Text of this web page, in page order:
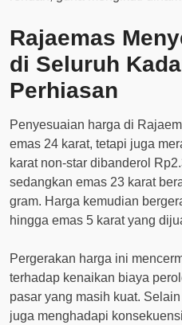
Rajaemas
di Seluruh
Perhiasan
Penyesuaian harga di
emas 24 karat, tetapi juga
karat non-star dibanderol
sedangkan emas 23 karat
gram. Harga kemudian
hingga emas 5 karat yang
Pergerakan harga ini
terhadap kenaikan biaya
pasar yang masih kuat.
juga menghadapi